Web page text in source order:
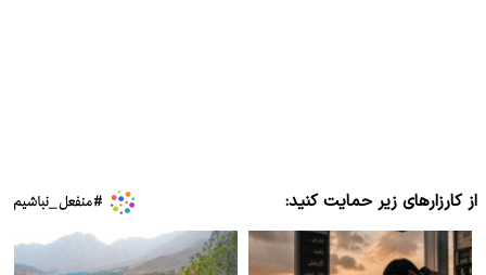
از کارزارهای زیر حمایت کنید: